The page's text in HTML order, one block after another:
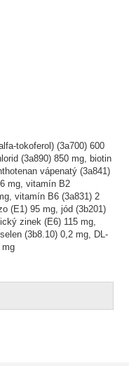
tokoferol) (3a700) 600
(3a890) 850 mg, biotin
vápenatý (3a841)
mg, vitamín B2
vitamín B6 (3a831) 2
(E1) 95 mg, jód (3b201)
zinek (E6) 115 mg,
(3b8.10) 0,2 mg, DL-
mg